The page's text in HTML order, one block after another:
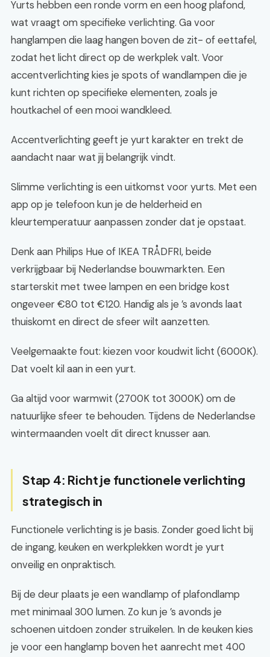
Yurts hebben een ronde vorm en een hoog plafond,
wat vraagt om specifieke verlichting. Ga voor
hanglampen die laag hangen boven de zit- of eettafel,
zodat het licht direct op de werkplek valt. Voor
accentverlichting kies je spots of wandlampen die je
kunt richten op specifieke elementen, zoals je
houtkachel of een mooi wandkleed.
Accentverlichting geeft je yurt karakter en trekt de
aandacht naar wat jij belangrijk vindt.
Slimme verlichting is een uitkomst voor yurts. Met een
app op je telefoon kun je de helderheid en
kleurtemperatuur aanpassen zonder dat je opstaat.
Denk aan Philips Hue of IKEA TRÅDFRI, beide
verkrijgbaar bij Nederlandse bouwmarkten. Een
starterskit met twee lampen en een bridge kost
ongeveer €80 tot €120. Handig als je ’s avonds laat
thuiskomt en direct de sfeer wilt aanzetten.
Veelgemaakte fout: kiezen voor koudwit licht (6000K).
Dat voelt kil aan in een yurt.
Ga altijd voor warmwit (2700K tot 3000K) om de
natuurlijke sfeer te behouden. Tijdens de Nederlandse
wintermaanden voelt dit direct knusser aan.
Stap 4: Richt je functionele verlichting
strategisch in
Functionele verlichting is je basis. Zonder goed licht bij
de ingang, keuken en werkplekken wordt je yurt
onveilig en onpraktisch.
Bij de deur plaats je een wandlamp of plafondlamp
met minimaal 300 lumen. Zo kun je ’s avonds je
schoenen uitdoen zonder struikelen. In de keuken kies
je voor een hanglamp boven het aanrecht met 400